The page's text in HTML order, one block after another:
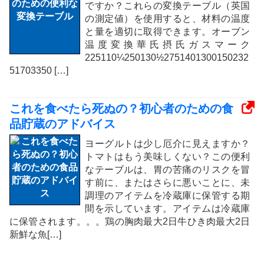
ですか？これらの変換テーブル（英国
の測定値）を使用すると、材料の温度
と量を適切に取得できます。オーブン
温度変換華氏摂氏ガスマーク
225110¼250130½2751401300150232
51703350 […]
これを食べたら死ぬの？初心者のための食
品貯蔵のアドバイス
ヨーグルトは少し厄介に見えますか？
トマトはもう美味しくない？この便利
なテーブルは、胃の苦痛のリスクを冒
す前に、またはさらに悪いことに、未
調理のアイテムを冷蔵庫に保管する期
間を示しています。アイテムは冷蔵庫
に保管されます。。。鶏の胸肉最大2日牛ひき肉最大2日
新鮮な魚[…]